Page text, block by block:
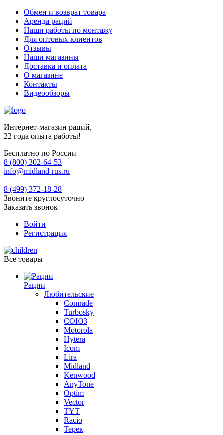
Обмен и возврат товара
Аренда раций
Наши работы по монтажу
Для оптовых клиентов
Отзывы
Наши магазины
Доставка и оплата
О магазине
Контакты
Видеообзоры
Интернет-магазин раций,
22 года опыта работы!
Бесплатно по России
8 (800) 302-64-53
info@midland-rus.ru
8 (499) 372-18-28
Звоните круглосуточно
Заказать звонок
Войти
Регистрация
Все товары
Рации
Любительские
Comrade
Turbosky
СОЮЗ
Motorola
Hytera
Icom
Lira
Midland
Kenwood
AnyTone
Optim
Vector
TYT
Racio
Терек